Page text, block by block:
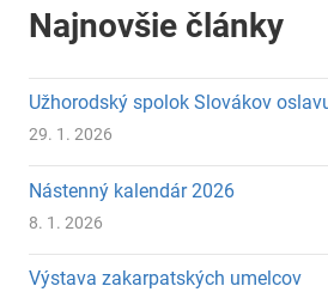
Najnovšie články
Užhorodský spolok Slovákov
29. 1. 2026
Nástenný kalendár 2026
8. 1. 2026
Výstava zakarpatských umelcov